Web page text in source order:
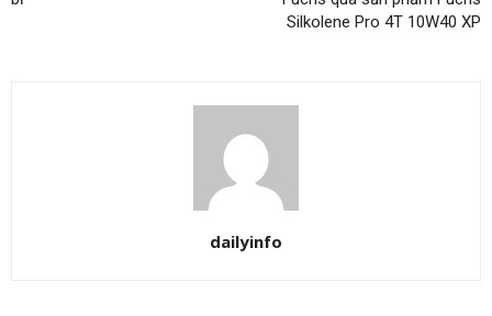
Silkolene Pro 4T 10W40 XP
dailyinfo